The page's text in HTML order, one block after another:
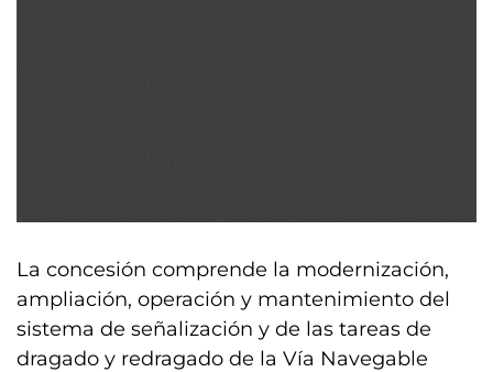
La concesión comprende la modernización,
ampliación, operación y mantenimiento del
sistema de señalización y de las tareas de
dragado y redragado de la Vía Navegable